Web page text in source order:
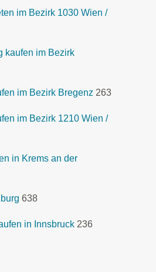
im Bezirk 1030 Wien /
kaufen im Bezirk
im Bezirk Bregenz 263
im Bezirk 1210 Wien /
in Krems an der
638
in Innsbruck 236